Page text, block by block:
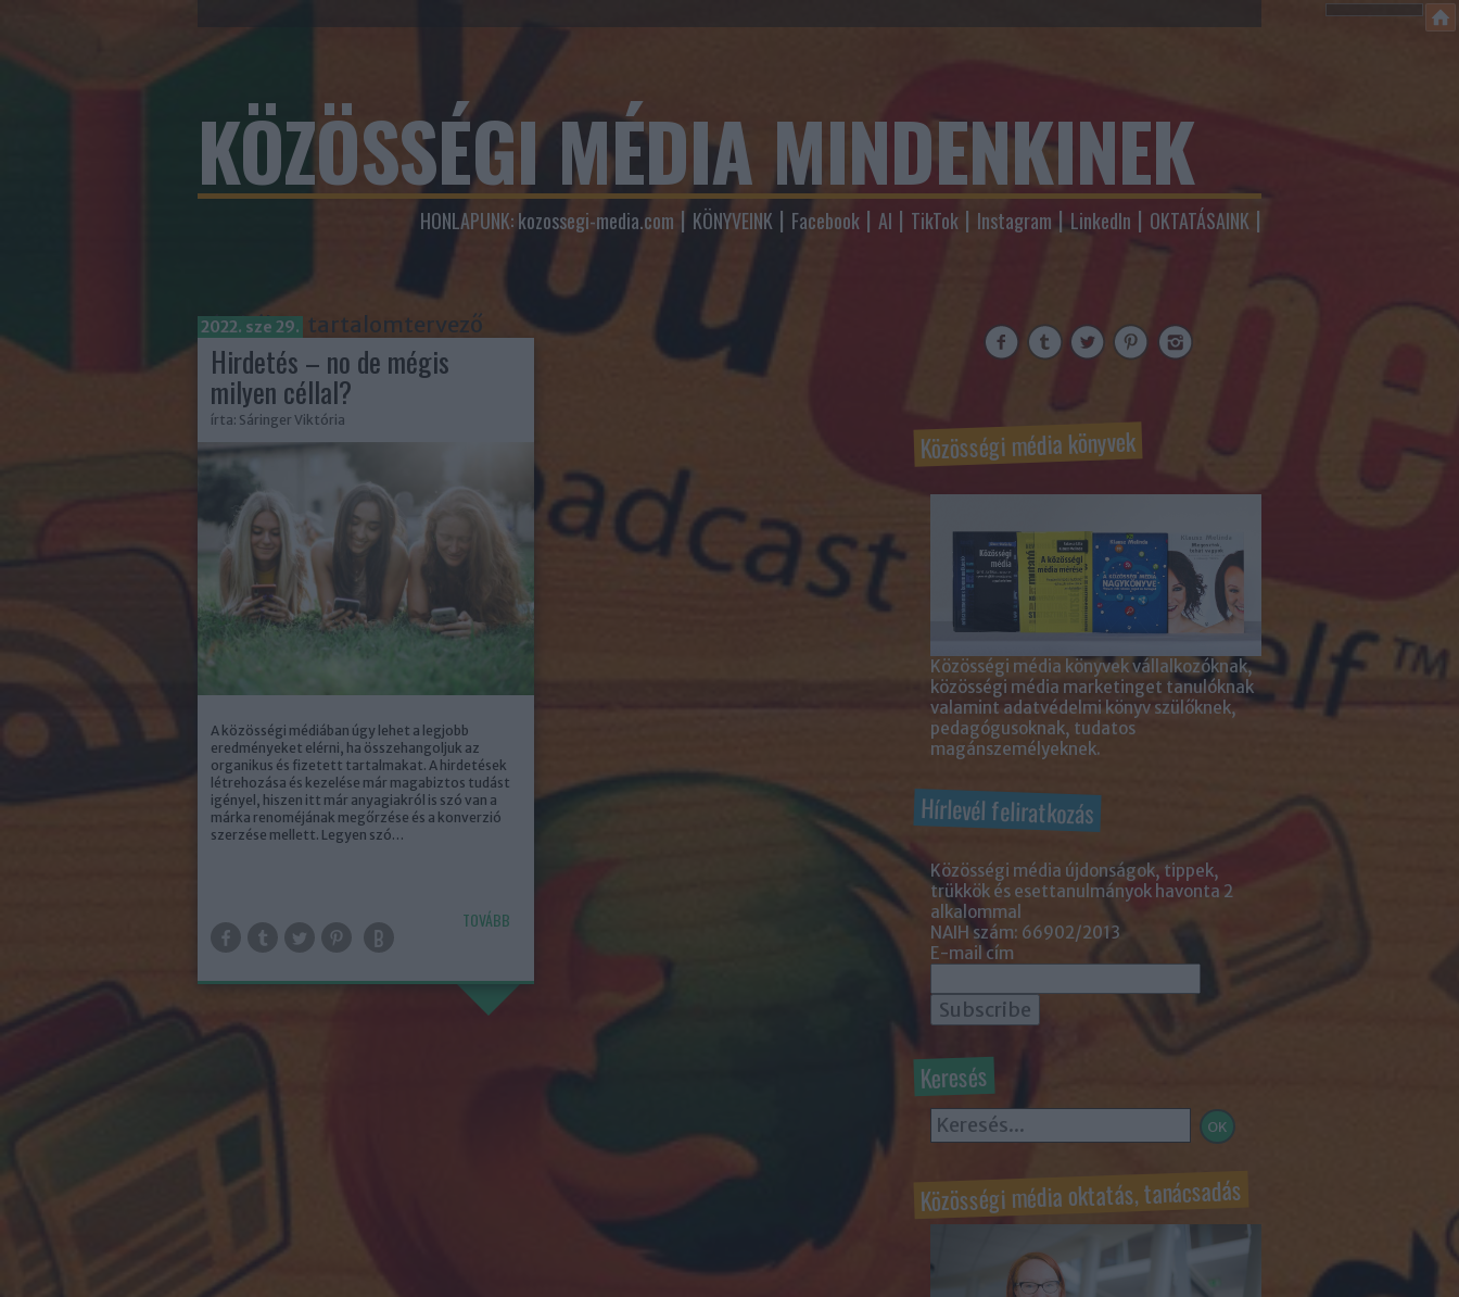
KÖZÖSSÉGI MÉDIA MINDENKINEK
HONLAPUNK: kozossegi-media.com KÖNYVEINK Facebook AI TikTok Instagram LinkedIn OKTATÁSAINK
Címkék» tartalomtervező
2022. sze 29.
Hirdetés – no de mégis
milyen céllal?
írta: Sáringer Viktória
A közösségi médiában úgy lehet a legjobb
eredményeket elérni, ha összehangoljuk az
organikus és fizetett tartalmakat. A hirdetések
létrehozása és kezelése már magabiztos tudást
igényel, hiszen itt már anyagiakról is szó van a
márka renoméjának megőrzése és a konverzió
szerzése mellett. Legyen szó…
TOVÁBB
Közösségi média könyvek
Közösségi média könyvek vállalkozóknak,
közösségi média marketinget tanulóknak
valamint adatvédelmi könyv szülőknek,
pedagógusoknak, tudatos
magánszemélyeknek.
Hírlevél feliratkozás
Közösségi média újdonságok, tippek,
trükkök és esettanulmányok havonta 2
alkalommal
NAIH szám: 66902/2013
E-mail cím
Keresés
Közösségi média oktatás, tanácsadás